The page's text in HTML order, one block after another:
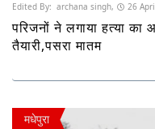
Edited By: archana singh, 26
परिजनों ने लगाया हत्या का
तैयारी,पसरा मातम
मधेपुरा